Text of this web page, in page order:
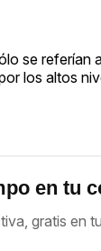
se referían
los altos
en tu
gratis en